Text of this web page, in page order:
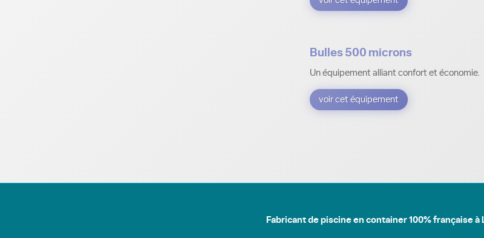
Bulles 500 microns
Un équipement alliant confort et économie.
voir cet équipement
Fabricant de piscine en container 100% française à